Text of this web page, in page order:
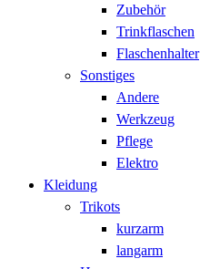
Zubehör
Trinkflaschen
Flaschenhalter
Sonstiges
Andere
Werkzeug
Pflege
Elektro
Kleidung
Trikots
kurzarm
langarm